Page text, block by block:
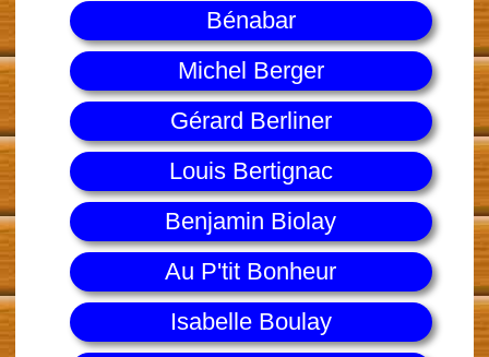
Bénabar
Michel Berger
Gérard Berliner
Louis Bertignac
Benjamin Biolay
Au P'tit Bonheur
Isabelle Boulay